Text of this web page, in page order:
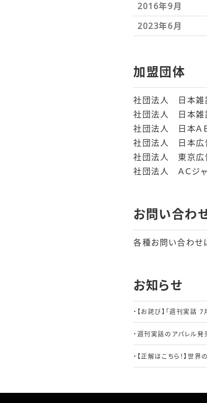
2016年9月
2023年6月
加盟団体
社団法人 日本雑
社団法人 日本雑
社団法人 日本Ａ
社団法人 日本広
社団法人 東京広
社団法人 ＡＣジ
お問い合わ
各種お問い合わせ
お知らせ
・ 【お詫び】「週刊実話
・週刊実話のアパレル発
・ 【正解はこちら！】世